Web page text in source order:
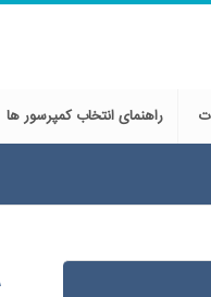
راهنمای انتخاب کمپرسور ها